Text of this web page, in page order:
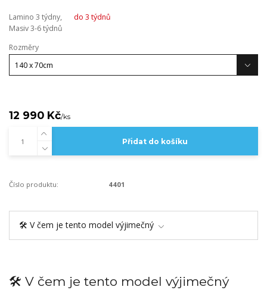
Lamino 3 týdny,
Masiv 3-6 týdnů
do 3 týdnů
Rozměry
12 990 Kč/ks
Přidat do košíku
Číslo produktu: 4401
🛠️ V čem je tento model výjimečný
🛠️ V čem je tento model výjimečný